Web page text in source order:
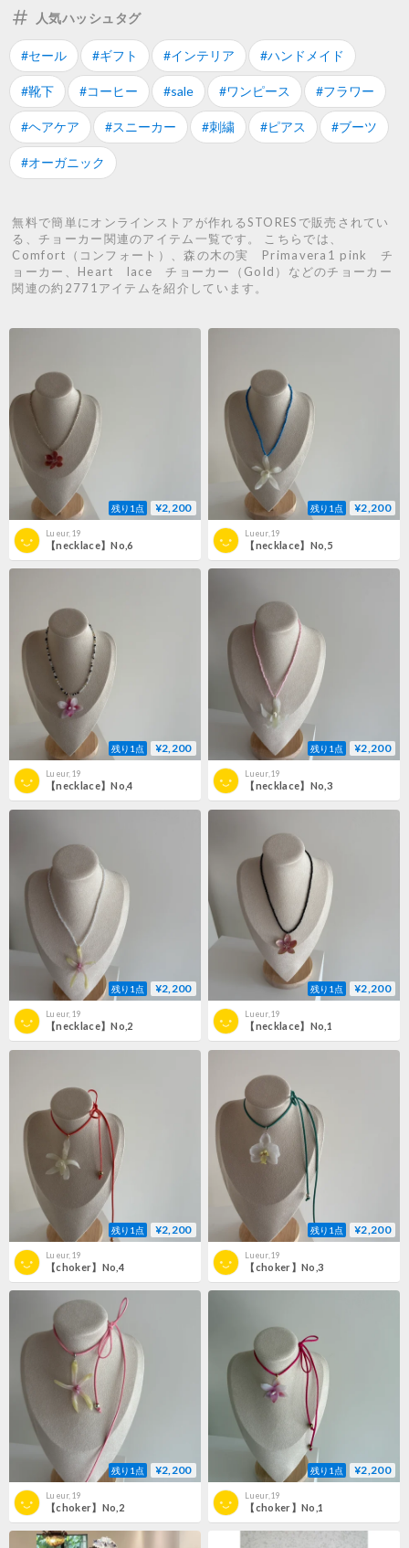
人気ハッシュタグ
#セール #ギフト #インテリア #ハンドメイド
#靴下 #コーヒー #sale #ワンピース #フラワー
#ヘアケア #スニーカー #刺繍 #ピアス #ブーツ
#オーガニック
無料で簡単にオンラインストアが作れるSTORESで販売されてい
る、チョーカー関連のアイテム一覧です。 こちらでは、
Comfort（コンフォート）、森の木の実 Primavera1 pink チ
ョーカー、Heart lace チョーカー（Gold）などのチョーカー
関連の約2771アイテムを紹介しています。
残り1点 ¥2,200
Lueur,19
【necklace】No,6
残り1点 ¥2,200
Lueur,19
【necklace】No,5
残り1点 ¥2,200
Lueur,19
【necklace】No,4
残り1点 ¥2,200
Lueur,19
【necklace】No,3
残り1点 ¥2,200
Lueur,19
【necklace】No,2
残り1点 ¥2,200
Lueur,19
【necklace】No,1
残り1点 ¥2,200
Lueur,19
【choker】No,4
残り1点 ¥2,200
Lueur,19
【choker】No,3
残り1点 ¥2,200
Lueur,19
【choker】No,2
残り1点 ¥2,200
Lueur,19
【choker】No,1